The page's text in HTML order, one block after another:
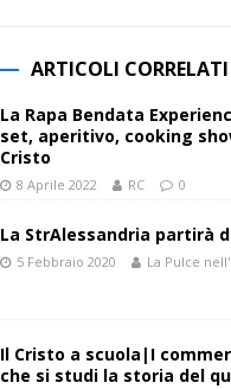
ARTICOLI CORRELATI
La Rapa Bendata
set, aperitivo, cooking
Cristo
8 Aprile 2022 RC 0
La StrAlessandria partirà
5 Febbraio 2020 La Pulce
Il Cristo a scuola|I
che si studi la storia del